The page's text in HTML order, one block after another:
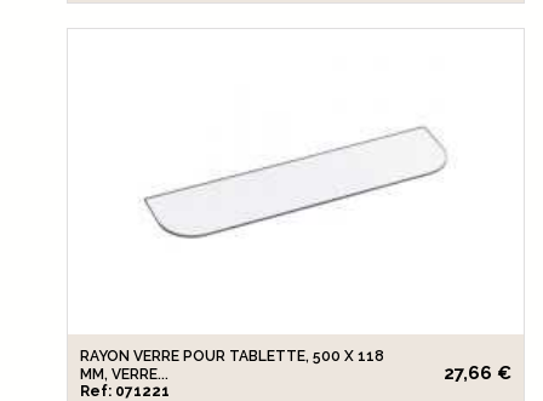
RAYON VERRE POUR TABLETTE, 500 X 118
MM, VERRE...
Ref: 071221
27,66 €